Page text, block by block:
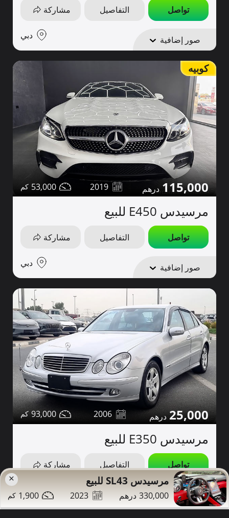
تواصل التفاصيل مشاركة
صور إضافية دبي
كوبيه
115,000
2019
53,000
مرسيدس E450 للبيع
تواصل التفاصيل مشاركة
صور إضافية دبي
25,000
2006
93,000
مرسيدس E350 للبيع
تواصل التفاصيل مشاركة
صور إضافية دبي
× مرسيدس SL43 للبيع
330,000
2023
1,900